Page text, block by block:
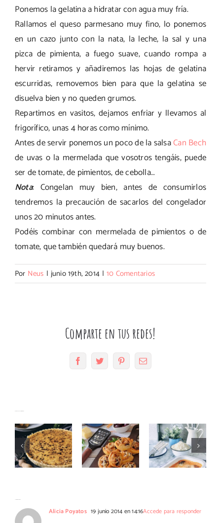
Ponemos la gelatina a hidratar con agua muy fría.
Rallamos el queso parmesano muy fino, lo ponemos
en un cazo junto con la nata, la leche, la sal y una
pizca de pimienta, a fuego suave, cuando rompa a
hervir retiramos y añadiremos las hojas de gelatina
escurridas, removemos bien para que la gelatina se
disuelva bien y no queden grumos.
Repartimos en vasitos, dejamos enfriar y llevamos al
frigorífico, unas 4 horas como mínimo.
Antes de servir ponemos un poco de la salsaCan Bech
de uvas o la mermelada que vosotros tengáis, puede
ser de tomate, de pimientos, de cebolla…
Nota: Congelan muy bien, antes de consumirlos
tendremos la precaución de sacarlos del congelador
unos 20 minutos antes.
Podéis combinar con mermelada de pimientos o de
tomate, que también quedará muy buenos.
Por Neus | junio 19th, 2014 | 10 Comentarios
Comparte en tus redes!
FacebookTwitter PinterestCorreo
electrónico
Quiche de
morcilla y
manzana
de atún y
aceitunas
del
piquillo
rellenos
Alicia Poyatos 19 junio 2014 en 14:16Accede para responder